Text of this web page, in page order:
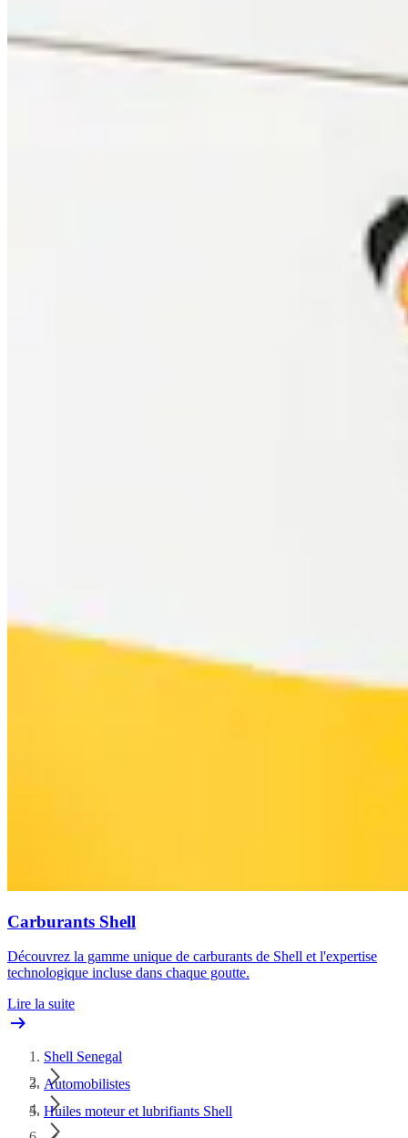
Carburants Shell
Découvrez la gamme unique de carburants de Shell et l'expertise
technologique incluse dans chaque goutte.
Lire la suite
Shell Senegal
Automobilistes
Huiles moteur et lubrifiants Shell